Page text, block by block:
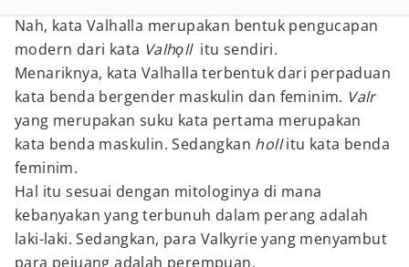
Nah, kata Valhalla merupakan bentuk pengucapan
modern dari kata Valhǫll itu sendiri.
Menariknya, kata Valhalla terbentuk dari perpaduan
kata benda bergender maskulin dan feminim. Valr
yang merupakan suku kata pertama merupakan
kata benda maskulin. Sedangkan hollitu kata benda
feminim.
Hal itu sesuai dengan mitologinya di mana
kebanyakan yang terbunuh dalam perang adalah
laki-laki. Sedangkan, para Valkyrie yang menyambut
para pejuang adalah perempuan.